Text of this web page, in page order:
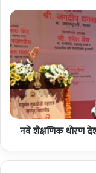
नि
धी
चा
वि
क्र
म
;
व
र्ष
त
न
वे
शै
क्ष
णि
क
धो
र
ण
नवे शैक्षणिक धोरण